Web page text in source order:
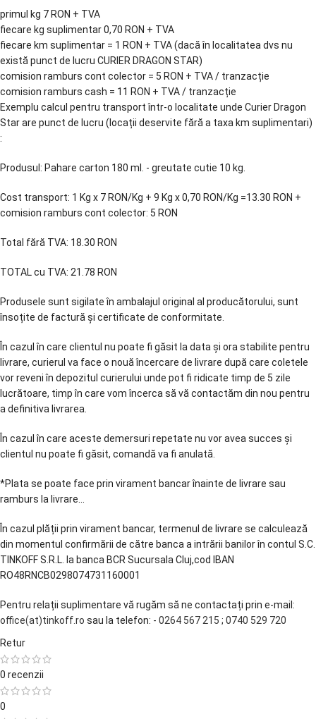
primul kg 7 RON + TVA
fiecare kg suplimentar 0,70 RON + TVA
fiecare km suplimentar = 1 RON + TVA (dacă în localitatea dvs nu
există punct de lucru CURIER DRAGON STAR)
comision ramburs cont colector = 5 RON + TVA / tranzacție
comision ramburs cash = 11 RON + TVA / tranzacție
Exemplu calcul pentru transport într-o localitate unde Curier Dragon
Star are punct de lucru (locații deservite fără a taxa km suplimentari)
:
Produsul: Pahare carton 180 ml. - greutate cutie 10 kg.
Cost transport: 1 Kg x 7 RON/Kg + 9 Kg x 0,70 RON/Kg =13.30 RON +
comision ramburs cont colector: 5 RON
Total fără TVA: 18.30 RON
TOTAL cu TVA: 21.78 RON
Produsele sunt sigilate în ambalajul original al producătorului, sunt
însoțite de factură și certificate de conformitate.
În cazul în care clientul nu poate fi găsit la data și ora stabilite pentru
livrare, curierul va face o nouă încercare de livrare după care coletele
vor reveni în depozitul curierului unde pot fi ridicate timp de 5 zile
lucrătoare, timp în care vom încerca să vă contactăm din nou pentru
a definitiva livrarea.
În cazul în care aceste demersuri repetate nu vor avea succes și
clientul nu poate fi găsit, comandă va fi anulată.
*Plata se poate face prin virament bancar înainte de livrare sau
ramburs la livrare...
În cazul plății prin virament bancar, termenul de livrare se calculează
din momentul confirmării de către banca a intrării banilor în contul S.C.
TINKOFF S.R.L. la banca BCR Sucursala Cluj,cod IBAN
RO48RNCB0298074731160001
Pentru relații suplimentare vă rugăm să ne contactați prin e-mail:
office(at)tinkoff.ro sau la telefon: - 0264 567 215 ; 0740 529 720
Retur
0 recenzii
0